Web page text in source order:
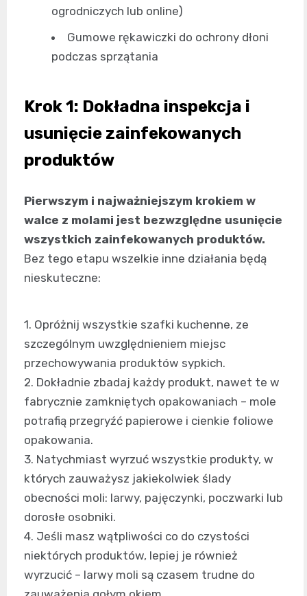
ogrodniczych lub online)
Gumowe rękawiczki do ochrony dłoni
podczas sprzątania
Krok 1: Dokładna inspekcja i
usunięcie zainfekowanych
produktów
Pierwszym i najważniejszym krokiem w
walce z molami jest bezwzględne usunięcie
wszystkich zainfekowanych produktów.
Bez tego etapu wszelkie inne działania będą
nieskuteczne:
1. Opróżnij wszystkie szafki kuchenne, ze
szczególnym uwzględnieniem miejsc
przechowywania produktów sypkich.
2. Dokładnie zbadaj każdy produkt, nawet te w
fabrycznie zamkniętych opakowaniach – mole
potrafią przegryźć papierowe i cienkie foliowe
opakowania.
3. Natychmiast wyrzuć wszystkie produkty, w
których zauważysz jakiekolwiek ślady
obecności moli: larwy, pajęczynki, poczwarki lub
dorosłe osobniki.
4. Jeśli masz wątpliwości co do czystości
niektórych produktów, lepiej je również
wyrzucić – larwy moli są czasem trudne do